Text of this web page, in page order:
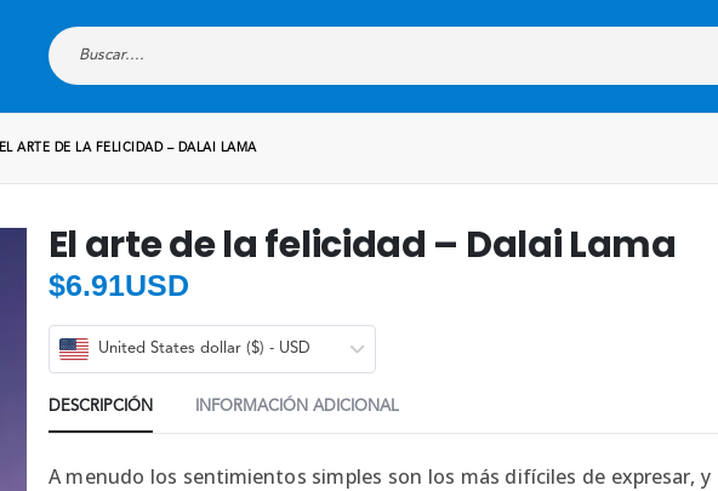
EL ARTE DE LA FELICIDAD – DALAI LAMA
El arte de la felicidad – Dalai Lama
$6.91USD
United States dollar ($) - USD
DESCRIPCIÓN INFORMACIÓN ADICIONAL
A menudo los sentimientos simples son los más difíciles de expresar,